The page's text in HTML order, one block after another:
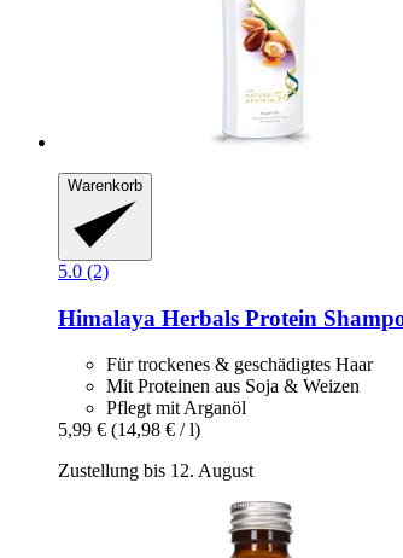
Warenkorb
5.0 (2)
Himalaya Herbals Protein
Für trockenes & geschädigtes Haar
Mit Proteinen aus Soja & Weizen
Pflegt mit Arganöl
5,99 € (14,98 € / l)
Zustellung bis 12. August